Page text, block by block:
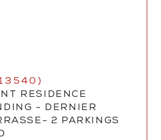
RESIDENCE
- DERNIER
2 PARKINGS